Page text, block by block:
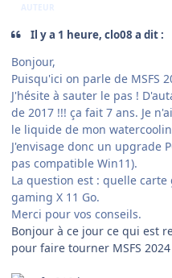
AUTEUR
Il y a 1 heure, clo08 a dit :
Bonjour,
Puisqu'ici on parle de MSFS
J'hésite à sauter le pas !
de 2017 !!! ça fait 7 ans. Je
le liquide de mon
J'envisage donc un upgrade
pas compatible Win11).
La question est : quelle carte
gaming X 11 Go.
Merci pour vos conseils.
Bonjour à ce jour ce qui est
pour faire tourner MSFS 2024